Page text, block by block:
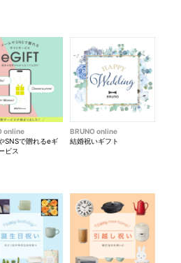
online
SNSで贈れるeギ
ビス
BRUNO online
結婚祝いギフト